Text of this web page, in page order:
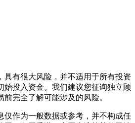
具有很大风险，并不适用于所有投资
始投入资金。我们建议您征询独立顾
完全了解可能涉及的风险。
仅作为一般数据或参考，并不构成任